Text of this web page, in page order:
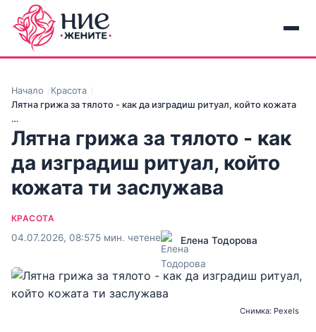
Начало
Красота
Лятна грижа за тялото - как да изградиш ритуал, който кожата
…
Лятна грижа за тялото - как
да изградиш ритуал, който
кожата ти заслужава
КРАСОТА
04.07.2026, 08:575 мин. четене Елена Тодорова
Снимка: Pexels